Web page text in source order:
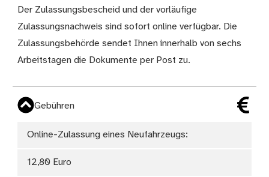
Der Zulassungsbescheid und der vorläufige
Zulassungsnachweis sind sofort online verfügbar. Die
Zulassungsbehörde sendet Ihnen innerhalb von sechs
Arbeitstagen die Dokumente per Post zu.
Gebühren
Online-Zulassung eines Neufahrzeugs:
12,80 Euro